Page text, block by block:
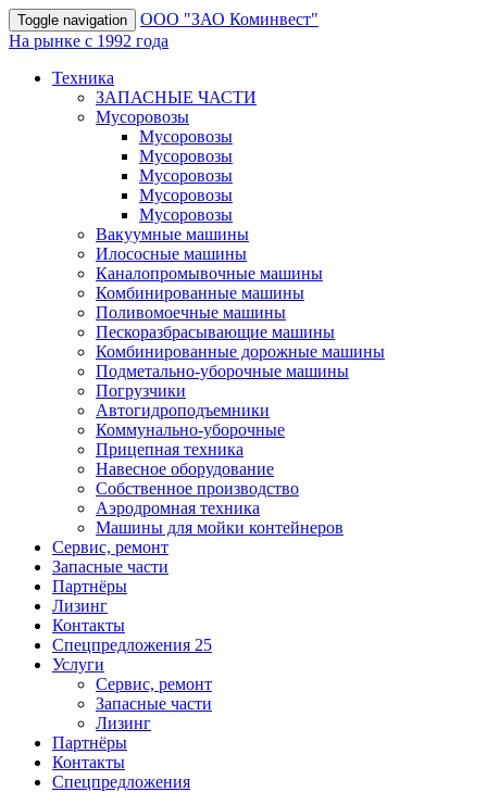
Toggle navigation
OOO "ЗАО Коминвест"
На рынке с 1992 года
Техника
ЗАПАСНЫЕ ЧАСТИ
Мусоровозы
Мусоровозы
Мусоровозы
Мусоровозы
Мусоровозы
Мусоровозы
Вакуумные машины
Илососные машины
Каналопромывочные машины
Комбинированные машины
Поливомоечные машины
Пескоразбрасывающие машины
Комбинированные дорожные машины
Подметально-уборочные машины
Погрузчики
Автогидроподъемники
Коммунально-уборочные
Прицепная техника
Навесное оборудование
Собственное производство
Аэродромная техника
Машины для мойки контейнеров
Сервис, ремонт
Запасные части
Партнёры
Лизинг
Контакты
Спецпредложения 25
Услуги
Сервис, ремонт
Запасные части
Лизинг
Партнёры
Контакты
Спецпредложения